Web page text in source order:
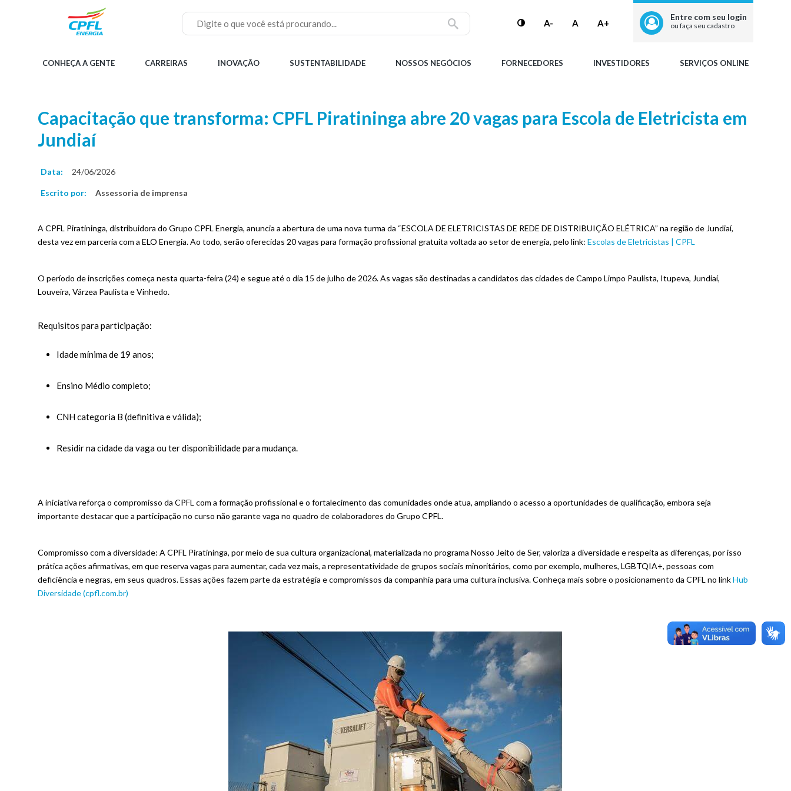
Buscar A- A A+
Entre com seu login
ou faça seu cadastro
Menu
Home
CONHEÇA A GENTE CARREIRAS INOVAÇÃO SUSTENTABILIDADE NOSSOS NEGÓCIOS FORNECEDORES INVESTIDORES SERVIÇOS ONLINE
Capacitação que transforma: CPFL Piratininga abre 20 vagas para Escola de Eletricista em
Jundiaí
Data: 24/06/2026
Escrito por: Assessoria de imprensa
A CPFL Piratininga, distribuidora do Grupo CPFL Energia, anuncia a abertura de uma nova turma da “ESCOLA DE ELETRICISTAS DE REDE DE DISTRIBUIÇÃO ELÉTRICA” na região de Jundiaí,
desta vez em parceria com a ELO Energia. Ao todo, serão oferecidas 20 vagas para formação profissional gratuita voltada ao setor de energia, pelo link: Escolas de Eletricistas | CPFL
O período de inscrições começa nesta quarta-feira (24) e segue até o dia 15 de julho de 2026. As vagas são destinadas a candidatos das cidades de Campo Limpo Paulista, Itupeva, Jundiaí,
Louveira, Várzea Paulista e Vinhedo.
Requisitos para participação:
Idade mínima de 19 anos;
Ensino Médio completo;
CNH categoria B (definitiva e válida);
Residir na cidade da vaga ou ter disponibilidade para mudança.
A iniciativa reforça o compromisso da CPFL com a formação profissional e o fortalecimento das comunidades onde atua, ampliando o acesso a oportunidades de qualificação, embora seja
importante destacar que a participação no curso não garante vaga no quadro de colaboradores do Grupo CPFL.
Compromisso com a diversidade: A CPFL Piratininga, por meio de sua cultura organizacional, materializada no programa Nosso Jeito de Ser, valoriza a diversidade e respeita as diferenças, por isso
prática ações afirmativas, em que reserva vagas para aumentar, cada vez mais, a representatividade de grupos sociais minoritários, como por exemplo, mulheres, LGBTQIA+, pessoas com
deficiência e negras, em seus quadros. Essas ações fazem parte da estratégia e compromissos da companhia para uma cultura inclusiva. Conheça mais sobre o posicionamento da CPFL no linkHub
Diversidade (cpfl.com.br)